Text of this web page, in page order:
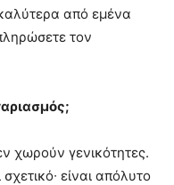
από εμένα
τον
χωρούν γενικότητες.
είναι απόλυτο